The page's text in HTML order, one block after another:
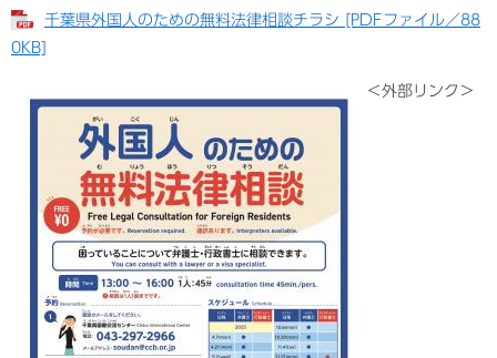
千葉県外国人のための無料法律相談チラシ [PDFファイル／88
0KB]
＜外部リンク＞